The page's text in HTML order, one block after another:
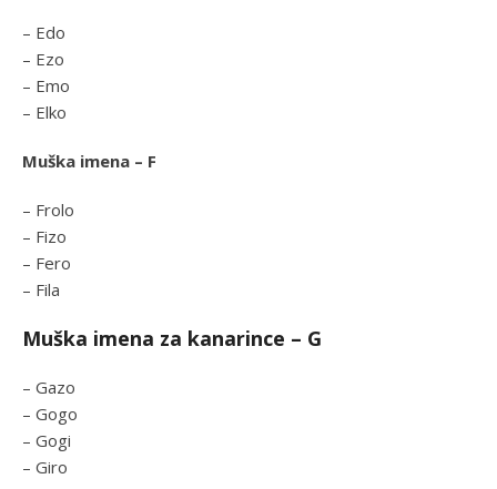
– Edo
– Ezo
– Emo
– Elko
Muška imena – F
– Frolo
– Fizo
– Fero
– Fila
Muška imena za kanarince – G
– Gazo
– Gogo
– Gogi
– Giro